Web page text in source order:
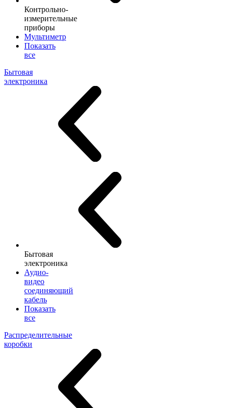
Контрольно-
измерительные
приборы
Мультиметр
Показать
все
Бытовая
электроника
Бытовая
электроника
Аудио-
видео
соединяющий
кабель
Показать
все
Распределительные
коробки